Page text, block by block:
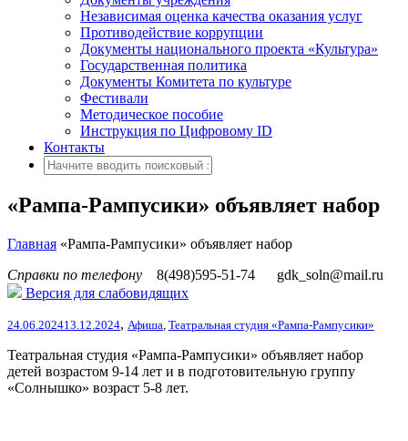
Независимая оценка качества оказания услуг
Противодействие коррупции
Документы национального проекта «Культура»
Государственная политика
Документы Комитета по культуре
Фестивали
Методическое пособие
Инструкция по Цифровому ID
Контакты
«Рампа-Рампусики» объявляет набор
Главная «Рампа-Рампусики» объявляет набор
Справки по телефону
8(498)595-51-74
gdk_soln@mail.ru
Версия для слабовидящих
24.06.202413.12.2024, Афиша Театральная студия «Рампа-Рампусики»
Театральная студия «Рампа-Рампусики» объявляет набор
детей возрастом 9-14 лет и в подготовительную группу
«Солнышко» возраст 5-8 лет.